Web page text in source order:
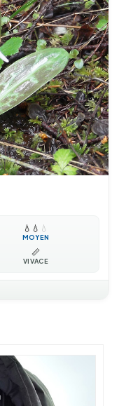
💧 💧 💧
MOYEN
📏
VIVACE